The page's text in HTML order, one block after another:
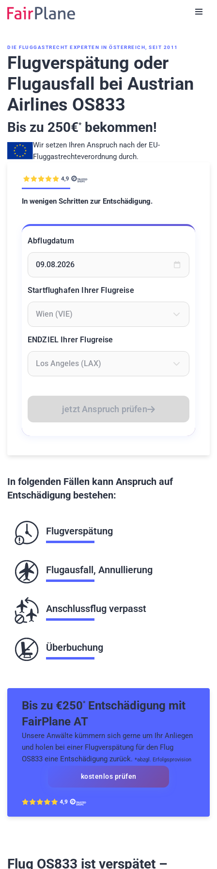
DIE FLUGGASTRECHT EXPERTEN IN ÖSTERREICH, SEIT 2011
Flugverspätung oder
Flugausfall bei Austrian
Airlines OS833
Bis zu 250€*bekommen!
Wir setzen Ihren Anspruch nach der EU-
Fluggastrechteverordnung durch.
In wenigen Schritten zur Entschädigung.
Abflugdatum
Startflughafen Ihrer Flugreise
ENDZIEL Ihrer Flugreise
jetzt Anspruch prüfen
In folgenden Fällen kann Anspruch auf
Entschädigung bestehen:
Flugverspätung
Flugausfall, Annullierung
Anschlussflug verpasst
Überbuchung
Bis zu €250*Entschädigung mit
FairPlane AT
Unsere Anwälte kümmern sich gerne um Ihr Anliegen
und holen bei einer Flugverspätung für den Flug
OS833 eine Entschädigung zurück. *abzgl. Erfolgsprovision
kostenlos prüfen
Flug OS833 ist verspätet –